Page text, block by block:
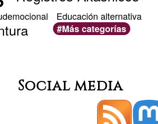
Educación alternativa
Más categorías
Social media